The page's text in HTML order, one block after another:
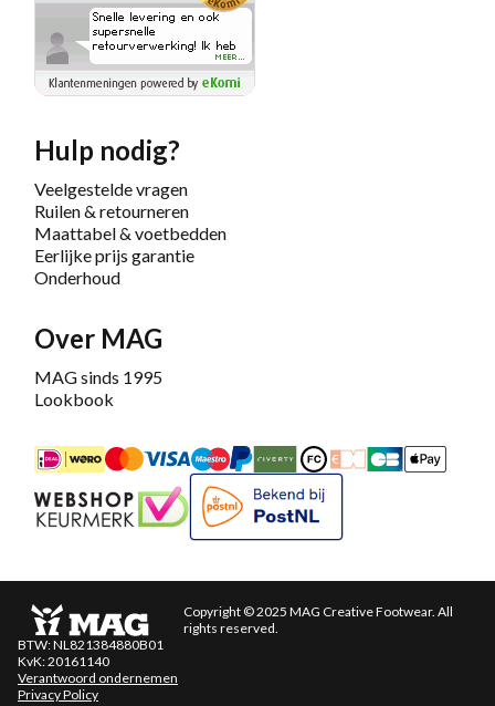
Hulp nodig?
Veelgestelde vragen
Ruilen & retourneren
Maattabel & voetbedden
Eerlijke prijs garantie
Onderhoud
Over MAG
MAG sinds 1995
Lookbook
iDEALMastercardBancontact
Maestro
PayPalRiverty/Afterpay
FashionCheque
Overboeking
CarteApple
Keurmerk
Copyright © 2025 MAG Creative Footwear. All
rights reserved.
BTW: NL821384880B01
KvK: 20161140
Verantwoord ondernemen
Privacy Policy